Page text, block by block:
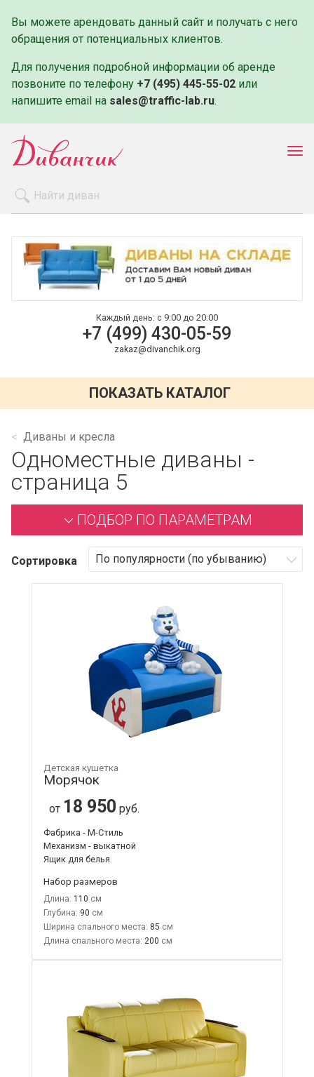
Вы можете арендовать данный сайт и получать с него
обращения от потенциальных клиентов.
Для получения подробной информации об аренде
позвоните по телефону +7 (495) 445-55-02 или
напишите email на sales@traffic-lab.ru.
Оплата и доставка
Контакты
Каждый день: с 9:00 до 20:00
+7 (499) 430-05-59
zakaz@divanchik.org
ПОКАЗАТЬ КАТАЛОГ
Диваны и кресла
Одноместные диваны -
страница 5
ПОДБОР ПО ПАРАМЕТРАМ
Сортировка
Детская кушетка
Морячок
от 18 950 руб.
Фабрика - М-Стиль
Механизм - выкатной
Ящик для белья
Набор размеров
Длина: 110
Глубина: 90
Ширина спального места: 85
Длина спального места: 200